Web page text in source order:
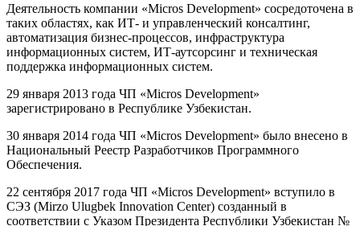
Деятельность компании «Micros Development» сосредоточена в
таких областях, как ИТ- и управленческий консалтинг,
автоматизация бизнес-процессов, инфраструктура
информационных систем, ИТ-аутсорсинг и техническая
поддержка информационных систем.
29 января 2013 года ЧП «Micros Development»
зарегистрировано в Республике Узбекистан.
30 января 2014 года ЧП «Micros Development» было внесено в
Национальный Реестр Разработчиков Программного
Обеспечения.
22 сентября 2017 года ЧП «Micros Development» вступило в
СЭЗ (Mirzo Ulugbek Innovation Center) созданный в
соответствии с Указом Президента Республики Узбекистан №